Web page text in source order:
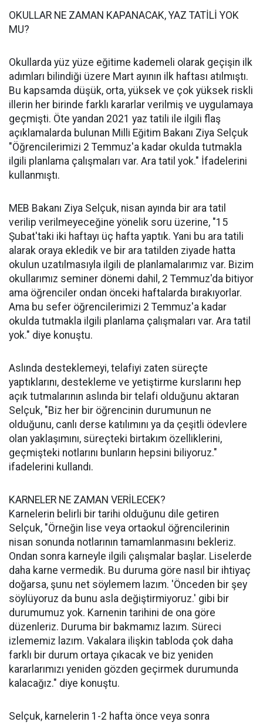
OKULLAR NE ZAMAN KAPANACAK, YAZ TATİLİ YOK
MU?
Okullarda yüz yüze eğitime kademeli olarak geçişin ilk
adımları bilindiği üzere Mart ayının ilk haftası atılmıştı.
Bu kapsamda düşük, orta, yüksek ve çok yüksek riskli
illerin her birinde farklı kararlar verilmiş ve uygulamaya
geçmişti. Öte yandan 2021 yaz tatili ile ilgili flaş
açıklamalarda bulunan Milli Eğitim Bakanı Ziya Selçuk
"Öğrencilerimizi 2 Temmuz'a kadar okulda tutmakla
ilgili planlama çalışmaları var. Ara tatil yok." İfadelerini
kullanmıştı.
MEB Bakanı Ziya Selçuk, nisan ayında bir ara tatil
verilip verilmeyeceğine yönelik soru üzerine, "15
Şubat'taki iki haftayı üç hafta yaptık. Yani bu ara tatili
alarak oraya ekledik ve bir ara tatilden ziyade hatta
okulun uzatılmasıyla ilgili de planlamalarımız var. Bizim
okullarımız seminer dönemi dahil, 2 Temmuz'da bitiyor
ama öğrenciler ondan önceki haftalarda bırakıyorlar.
Ama bu sefer öğrencilerimizi 2 Temmuz'a kadar
okulda tutmakla ilgili planlama çalışmaları var. Ara tatil
yok." diye konuştu.
Aslında desteklemeyi, telafiyi zaten süreçte
yaptıklarını, destekleme ve yetiştirme kurslarını hep
açık tutmalarının aslında bir telafi olduğunu aktaran
Selçuk, "Biz her bir öğrencinin durumunun ne
olduğunu, canlı derse katılımını ya da çeşitli ödevlere
olan yaklaşımını, süreçteki birtakım özelliklerini,
geçmişteki notlarını bunların hepsini biliyoruz."
ifadelerini kullandı.
KARNELER NE ZAMAN VERİLECEK?
Karnelerin belirli bir tarihi olduğunu dile getiren
Selçuk, "Örneğin lise veya ortaokul öğrencilerinin
nisan sonunda notlarının tamamlanmasını bekleriz.
Ondan sonra karneyle ilgili çalışmalar başlar. Liselerde
daha karne vermedik. Bu duruma göre nasıl bir ihtiyaç
doğarsa, şunu net söylemem lazım. 'Önceden bir şey
söylüyoruz da bunu asla değiştirmiyoruz.' gibi bir
durumumuz yok. Karnenin tarihini de ona göre
düzenleriz. Duruma bir bakmamız lazım. Süreci
izlememiz lazım. Vakalara ilişkin tabloda çok daha
farklı bir durum ortaya çıkacak ve biz yeniden
kararlarımızı yeniden gözden geçirmek durumunda
kalacağız." diye konuştu.
Selçuk, karnelerin 1-2 hafta önce veya sonra